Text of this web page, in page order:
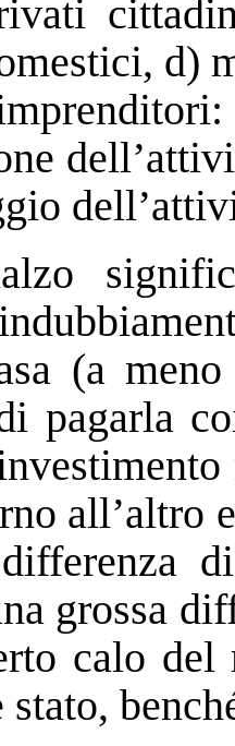
d)
(a
pagarla
all’altro
grossa
calo del
stato,